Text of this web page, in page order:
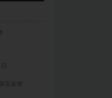
言反馈